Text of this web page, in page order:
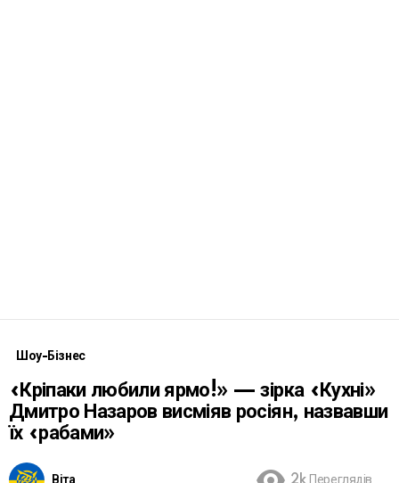
Шоу-Бізнес
«Кріпаки любили ярмо!» — зірка «Кухні»
Дмитро Назаров висміяв росіян, назвавши
їх «рабами»